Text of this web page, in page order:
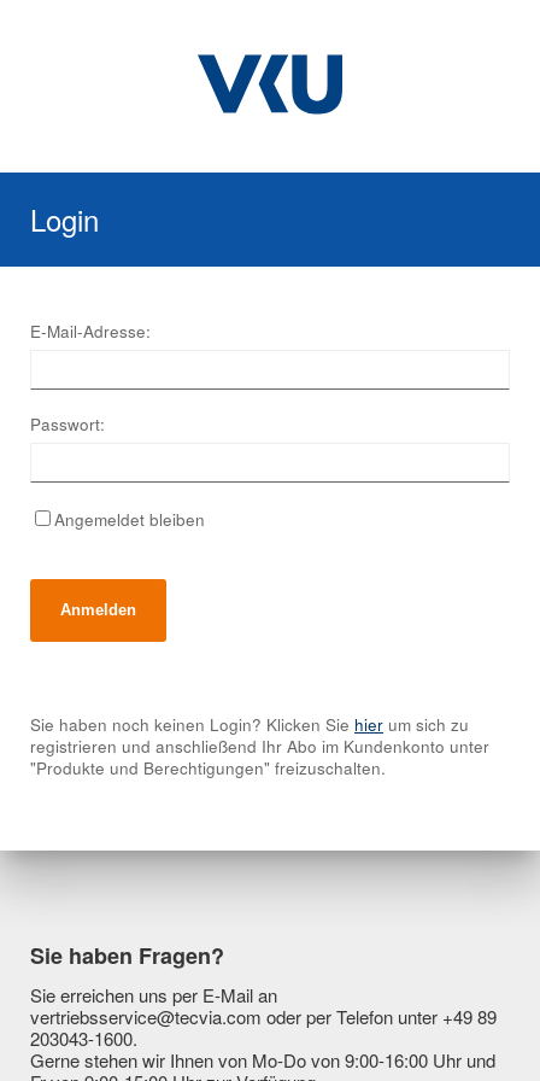
Login
E-Mail-Adresse:
Passwort:
Angemeldet bleiben
Sie haben noch keinen Login? Klicken Sie hier um sich zu
registrieren und anschließend Ihr Abo im Kundenkonto unter
"Produkte und Berechtigungen" freizuschalten.
Sie haben Fragen?
Sie erreichen uns per E-Mail an
vertriebsservice@tecvia.com oder per Telefon unter +49 89
203043-1600.
Gerne stehen wir Ihnen von Mo-Do von 9:00-16:00 Uhr und